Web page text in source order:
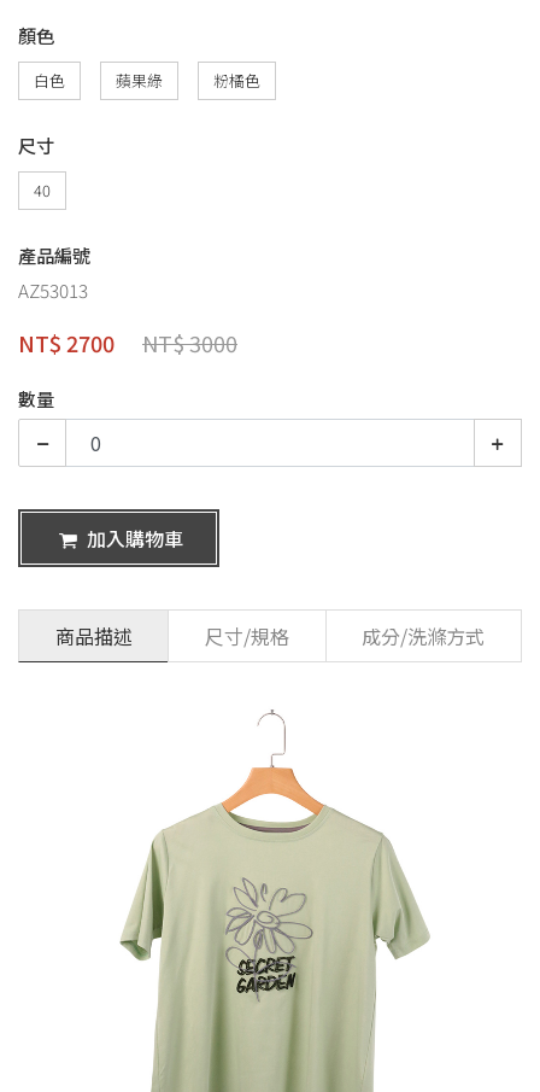
顏色
白色 蘋果綠 粉橘色
尺寸
40
產品編號
AZ53013
NT$ 2700 NT$ 3000
數量
加入購物車
商品描述 尺寸/規格 成分/洗滌方式